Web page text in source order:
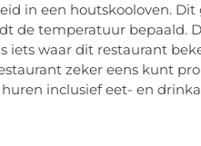
in een houtskooloven. Dit
de temperatuur bepaald.
iets waar dit restaurant
zeker eens kunt
inclusief eet- en